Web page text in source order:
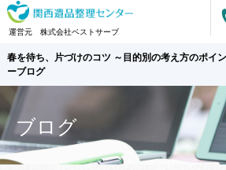
運営元 株式会社ベストサーブ
春を待ち、片づけのコツ ～目的別の考え方のポイ
ーブログ
ブログ